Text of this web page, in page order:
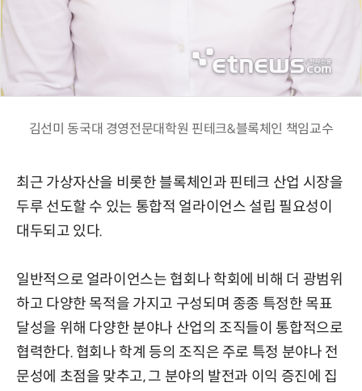
김선미 동국대 경영전문대학원 핀테크&블록체인 책임교수
최근 가상자산을 비롯한 블록체인과 핀테크 산업 시장을
두루 선도할 수 있는 통합적 얼라이언스 설립 필요성이
대두되고 있다.
일반적으로 얼라이언스는 협회나 학회에 비해 더 광범위
하고 다양한 목적을 가지고 구성되며 종종 특정한 목표
달성을 위해 다양한 분야나 산업의 조직들이 통합적으로
협력한다. 협회나 학계 등의 조직은 주로 특정 분야나 전
문성에 초점을 맞추고, 그 분야의 발전과 이익 증진에 집